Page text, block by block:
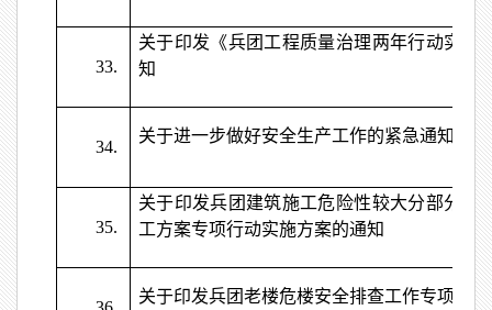
33.
关于印发《兵团工程质量治理两年行动实施
知
34.
关于进一步做好安全生产工作的紧急通知
35.
关于印发兵团建筑施工危险性较大分部分项
工方案专项行动实施方案的通知
关于印发兵团老楼危楼安全排查工作专项方